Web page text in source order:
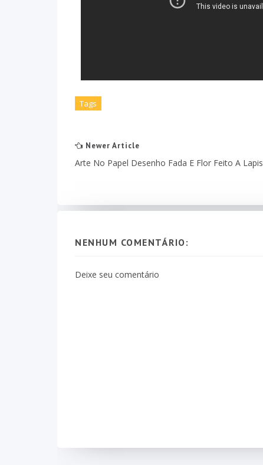
Tags
Newer Article
Arte No Papel Desenho Fada E Flor Feito A Lapis
NENHUM COMENTÁRIO:
Deixe seu comentário